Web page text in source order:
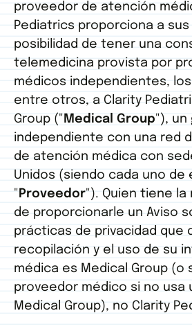
proveedor de atención
Pediatrics proporciona a sus
posibilidad de tener una
telemedicina provista por
médicos independientes,
entre otros, a Clarity
Group (" Medical Group"), un
independiente con una red
de atención médica con
Unidos (siendo cada uno de
" Proveedor"). Quien tiene la
de proporcionarle un Aviso
prácticas de privacidad que
recopilación y el uso de su
médica es Medical Group (o
proveedor médico si no usa
Medical Group), no Clarity